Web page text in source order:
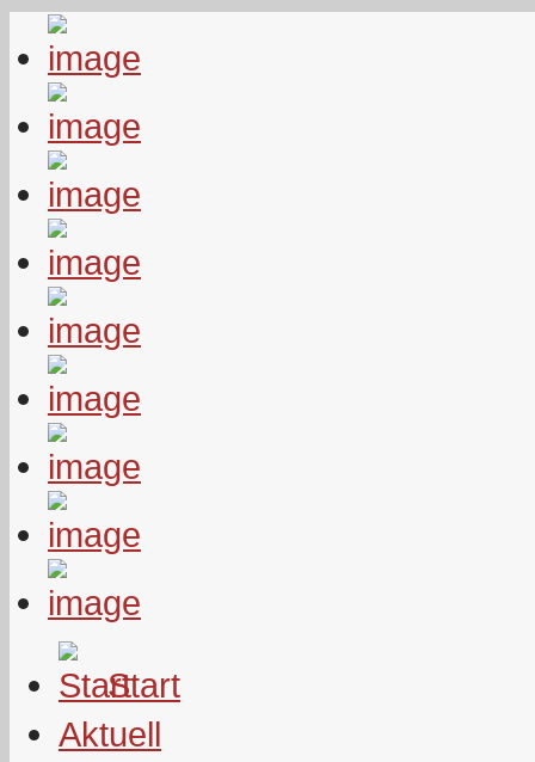
Start
Aktuell